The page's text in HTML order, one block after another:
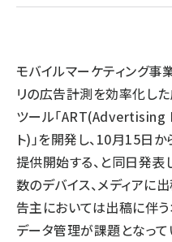
モバイルマーケティング事
リの広告計測を効率化し
ツール「
ト)」を開発し、10月15日
提供開始する、と同日発表
数のデバイス、メディアに
告主においては出稿に伴
データ管理が課題となって